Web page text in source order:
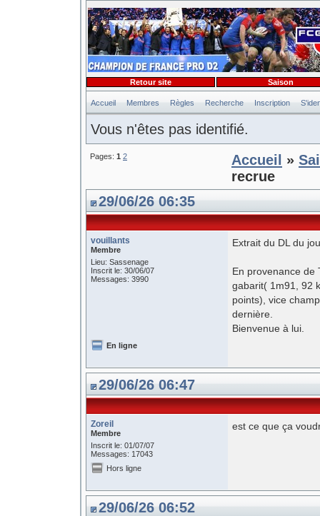
Accueil Membres Règles Recherche Inscription
Vous n'êtes pas identifié.
Retour site Saison
Pages: 1 2 Accueil »
recrue
29/06/26 06:35
vouillants
Membre
Lieu: Sassenage
Inscrit le: 30/06/07
Messages: 3990
Extrait du DL du
En provenance de
gabarit( 1m91, 92
points), vice
dernière.
Bienvenue à lui.
En ligne
29/06/26 06:47
Zoreil
Membre
Inscrit le: 01/07/07
Messages: 17043
est ce que ça
Hors ligne
29/06/26 06:52